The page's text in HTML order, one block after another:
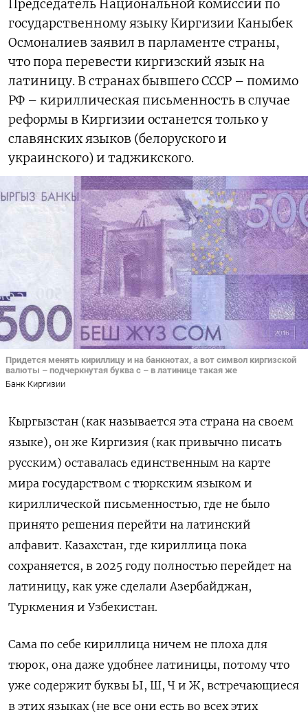
Председатель Национальной комиссии по
государственному языку Киргизии Каныбек
Осмоналиев заявил в парламенте страны,
что пора перевести киргизский язык на
латиницу. В странах бывшего СССР – помимо
РФ – кириллическая письменность в случае
реформы в Киргизии останется только у
славянских языков (белоруского и
украинского) и таджикского.
Придется менять кириллицу и на банкнотах, а вот символ киргизской
валюты – подчеркнутая буква с – в латинице такая же
Банк Киргизии
Кыргызстан (как называется эта страна на своем
языке), он же Киргизия (как привычно писать
русским) оставалась единственным на карте
мира государством с тюркским языком и
кириллической письменностью, где не было
принято решения перейти на латинский
алфавит. Казахстан, где кириллица пока
сохраняется, в 2025 году полностью перейдет на
латиницу, как уже сделали Азербайджан,
Туркмения и Узбекистан.
Сама по себе кириллица ничем не плоха для
тюрок, она даже удобнее латиницы, потому что
уже содержит буквы Ы, Ш, Ч и Ж, встречающиеся
в этих языках (не все они есть во всех этих